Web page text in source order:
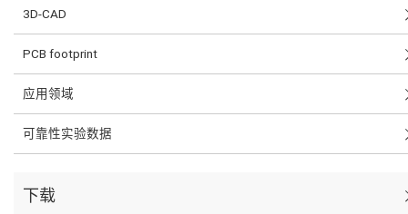
3D-CAD
PCB footprint
应用领域
可靠性实验数据
下载